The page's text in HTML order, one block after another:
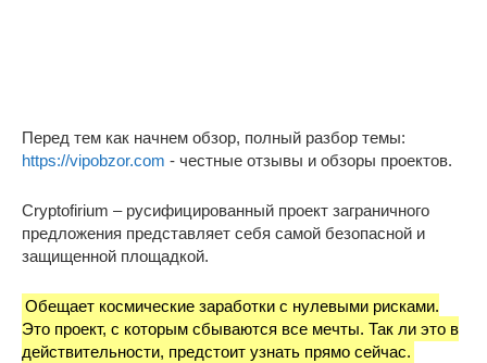
Перед тем как начнем обзор, полный разбор темы:
https://vipobzor.com - честные отзывы и обзоры проектов.
Cryptofirium – русифицированный проект заграничного
предложения представляет себя самой безопасной и
защищенной площадкой.
Обещает космические заработки с нулевыми рисками.
Это проект, с которым сбываются все мечты. Так ли это в
действительности, предстоит узнать прямо сейчас.